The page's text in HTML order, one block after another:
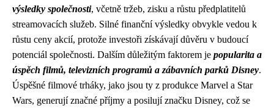
výsledky společnosti, včetně tržeb, zisku a růstu předplatitelů
streamovacích služeb. Silné finanční výsledky obvykle vedou k
růstu ceny akcií, protože investoři získávají důvěru v budoucí
potenciál společnosti. Dalším důležitým faktorem je popularita a
úspěch filmů, televizních programů a zábavních parků Disney.
Úspěšné filmové trháky, jako jsou ty z produkce Marvel a Star
Wars, generují značné příjmy a posilují značku Disney, což se